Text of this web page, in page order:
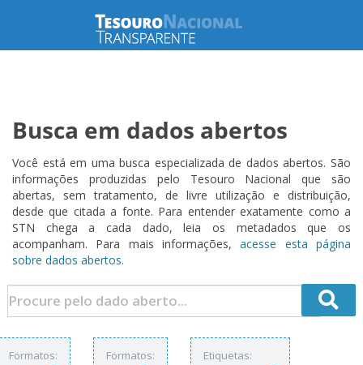
Busca em dados abertos
Você está em uma busca especializada de dados abertos. São
informações produzidas pelo Tesouro Nacional que são
abertas, sem tratamento, de livre utilização e distribuição,
desde que citada a fonte. Para entender exatamente como a
STN chega a cada dado, leia os metadados que os
acompanham. Para mais informações,acesse esta página
sobre dados abertos.
Formatos: Formatos: Etiquetas: